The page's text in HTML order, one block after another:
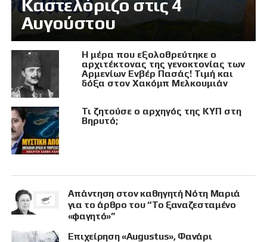
Καστελόριζο στις 4
Αυγούστου
Η μέρα που εξολοθρεύτηκε ο
αρχιτέκτονας της γενοκτονίας των
Αρμενίων Ενβέρ Πασάς! Τιμή και
δόξα στον Χακόμπ Μελκουμιάν
Τι ζητούσε ο αρχηγός της ΚΥΠ στη
Βηρυτό;
Απάντηση στον καθηγητή Νότη Μαριά
για το άρθρο του “Το ξαναζεσταμένο
«φαγητό»”
Επιχείρηση «Augustus», Φανάρι